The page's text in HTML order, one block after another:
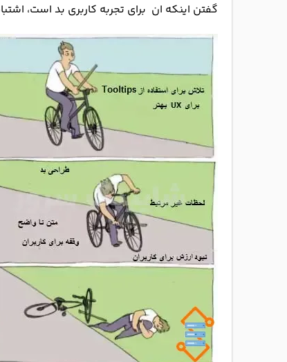
گفتن اینکه ان برای تجربه کاربری بد است،